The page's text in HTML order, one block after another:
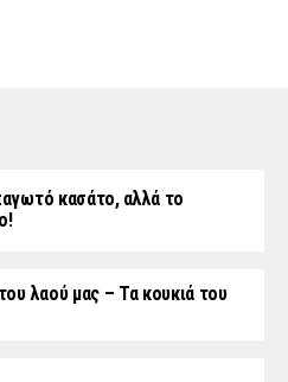
κασάτο, αλλά το
λαού μας – Τα κουκιά του